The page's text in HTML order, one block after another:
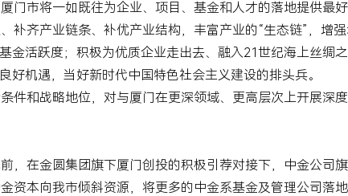
市将一如既往为企业、项目、基金和人才的落地提供最好
齐产业链条、补优产业结构，丰富产业的“生态链”，增
金活跃度；积极为优质企业走出去、融入21世纪海上丝绸
机遇，当好新时代中国特色社会主义建设的排头兵。
和战略地位，对与厦门在更深领域、更高层次上开展深
，在金圆集团旗下厦门创投的积极引荐对接下，中金公司
本向我市倾斜资源，将更多的中金系基金及管理公司落